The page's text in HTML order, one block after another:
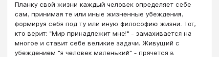
Планку свой жизни каждый человек определяет себе
сам, принимая те или иные жизненные убеждения,
формируя себя под ту или иную философию жизни. Тот,
кто верит: "Мир принадлежит мне!" - замахивается на
многое и ставит себе великие задачи. Живущий с
убеждением "я человек маленький" - прячется в